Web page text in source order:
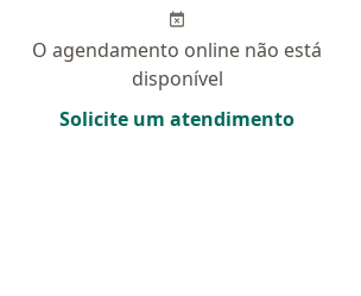
O agendamento online não está
disponível
Solicite um atendimento